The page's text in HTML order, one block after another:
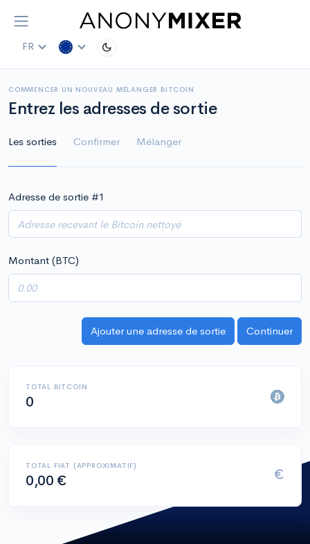
FR
COMMENCER UN NOUVEAU MÉLANGER BITCOIN
Entrez les adresses de sortie
Les sorties Confirmer Mélanger
Adresse de sortie #1
Montant (BTC)
TOTAL BITCOIN
0
TOTAL FIAT (APPROXIMATIF)
0,00 € €